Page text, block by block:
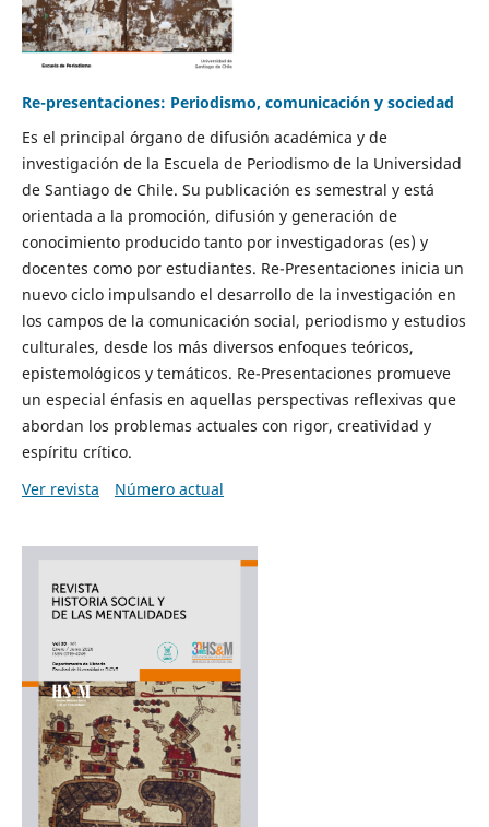
Re-presentaciones: Periodismo, comunicación y sociedad
Es el principal órgano de difusión académica y de
investigación de la Escuela de Periodismo de la Universidad
de Santiago de Chile. Su publicación es semestral y está
orientada a la promoción, difusión y generación de
conocimiento producido tanto por investigadoras (es) y
docentes como por estudiantes. Re-Presentaciones inicia un
nuevo ciclo impulsando el desarrollo de la investigación en
los campos de la comunicación social, periodismo y estudios
culturales, desde los más diversos enfoques teóricos,
epistemológicos y temáticos. Re-Presentaciones promueve
un especial énfasis en aquellas perspectivas reflexivas que
abordan los problemas actuales con rigor, creatividad y
espíritu crítico.
Ver revista
Número actual